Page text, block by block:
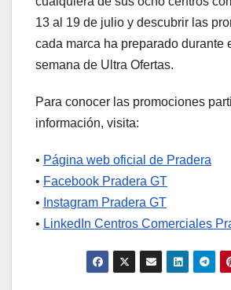
13 al 19 de julio y descubrir las
cada marca ha preparado durante
semana de Ultra Ofertas.
Para conocer las promociones
información, visita:
• Página web oficial de Pradera
• Facebook Pradera GT
• Instagram Pradera GT
• LinkedIn Centros Comerciales